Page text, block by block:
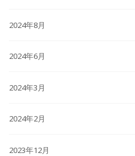
2024年8月
2024年6月
2024年3月
2024年2月
2023年12月